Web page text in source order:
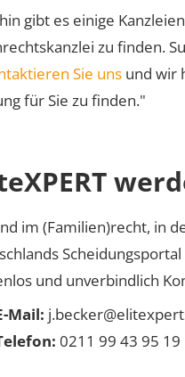
gibt es einige
zu finden.
Sie uns und wir
für Sie zu finden."
im (Familien)recht, in
und unverbindlich
Mail:
0211 99 43 95 19